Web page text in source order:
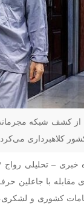
از کشف شبکه
کلاهبرداری
مقابله با جاعلین
کشوری و